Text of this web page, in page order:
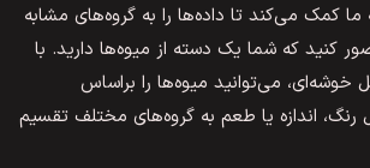
کمک می‌کند تا داده‌ها را به گروه‌های مشابه
کنید که شما یک دسته از میوه‌ها دارید. با
خوشه‌ای، می‌توانید میوه‌ها را براساس
رنگ، اندازه یا طعم به گروه‌های مختلف تقسیم